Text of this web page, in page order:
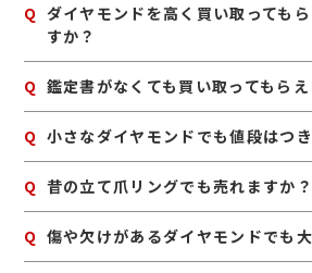
A JR武蔵野線越谷レイクタウン駅より
ンレイクタウンKazeから連絡通路を
レイクタウンMoriにお越しいただけ
ウンMoriの2階立体駐車場P3入り口
手が当店になります。 バスでお越し
ウン駅よりシャトルバスが出ていま
い頂きイオンレイクタウンMoriまで
ジュエルカフェはイオンレイクタウ
ます。
Q ダイヤモンドを高く買い取っても
すか？
A ダイヤモンドは、鑑定書や購入時の
認もしやすくなります。無理にお手
りませんが、保管中のホコリなどを
と、状態確認がスムーズです。
Q 鑑定書がなくても買い取ってもらえ
A はい、鑑定書がなくても査定可能で
Q 小さなダイヤモンドでも値段はつ
A はい、小さなダイヤモンドでもお値
Q 昔の立て爪リングでも売れますか？
A はい、昔ながらの立て爪デザインの
Q 傷や欠けがあるダイヤモンドでも